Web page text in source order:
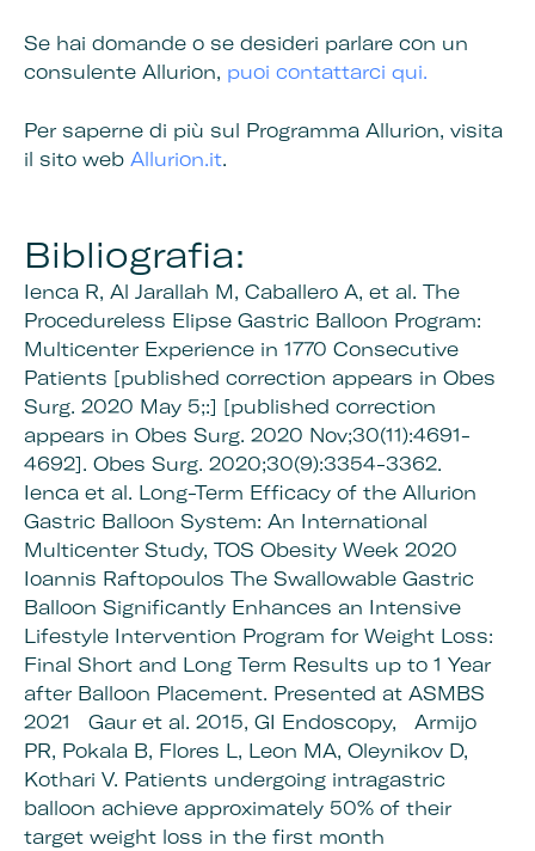
Se hai domande o se desideri parlare con un
consulente Allurion, puoi contattarci qui.
Per saperne di più sul Programma Allurion, visita
il sito web Allurion.it.
Bibliografia:
Ienca R, Al Jarallah M, Caballero A, et al. The
Procedureless Elipse Gastric Balloon Program:
Multicenter Experience in 1770 Consecutive
Patients [published correction appears in Obes
Surg. 2020 May 5;:] [published correction
appears in Obes Surg. 2020 Nov;30(11):4691-
4692]. Obes Surg. 2020;30(9):3354-3362.
Ienca et al. Long-Term Efficacy of the Allurion
Gastric Balloon System: An International
Multicenter Study, TOS Obesity Week 2020
Ioannis Raftopoulos The Swallowable Gastric
Balloon Significantly Enhances an Intensive
Lifestyle Intervention Program for Weight Loss:
Final Short and Long Term Results up to 1 Year
after Balloon Placement. Presented at ASMBS
2021
Gaur et al. 2015, GI Endoscopy,
Armijo
PR, Pokala B, Flores L, Leon MA, Oleynikov D,
Kothari V. Patients undergoing intragastric
balloon achieve approximately 50% of their
target weight loss in the first month